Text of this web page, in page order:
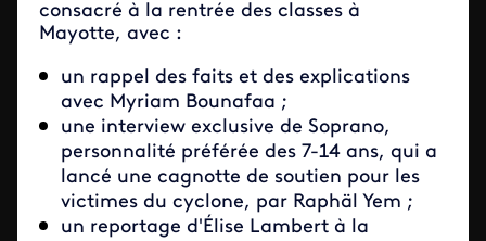
consacré à la rentrée des classes à
Mayotte, avec :
un rappel des faits et des explications
avec Myriam Bounafaa ;
une interview exclusive de Soprano,
personnalité préférée des 7-14 ans, qui a
lancé une cagnotte de soutien pour les
victimes du cyclone, par Raphäl Yem ;
un reportage d'Élise Lambert à la